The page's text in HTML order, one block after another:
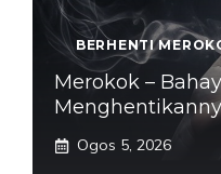
BERHENTI
Merokok –
Ogos 5, 2026